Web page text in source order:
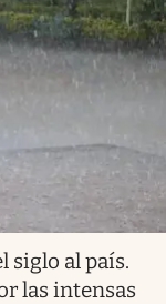
siglo al país.
las intensas